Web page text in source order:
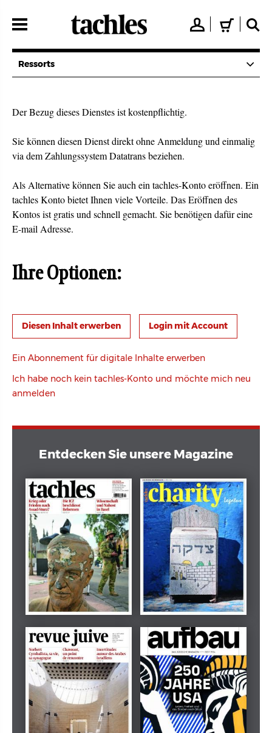
zum
👤 🛒 🔍
Ressorts
Der Bezug dieses Dienstes ist kostenpflichtig.
Sie können diesen Dienst direkt ohne Anmeldung und einmalig
via dem Zahlungssystem Datatrans beziehen.
Als Alternative können Sie auch ein tachles-Konto eröffnen. Ein
tachles Konto bietet Ihnen viele Vorteile. Das Eröffnen des
Kontos ist gratis und schnell gemacht. Sie benötigen dafür eine
E-mail Adresse.
Ihre Optionen:
Login mit Account
Ein Abonnement für digitale Inhalte erwerben
Ich habe noch kein tachles-Konto und möchte mich neu
anmelden
Entdecken Sie unsere Magazine
Dezember 2024
tachles
März 2026
Beilage